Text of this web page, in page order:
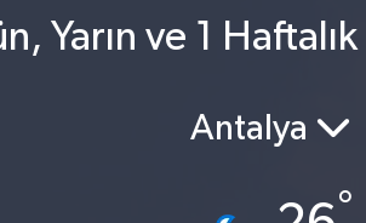
Yarın ve 1
Antalya
°